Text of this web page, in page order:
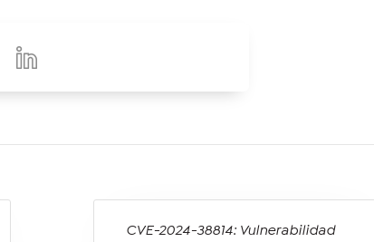
CVE-2024-38814: Vulnerabilidad